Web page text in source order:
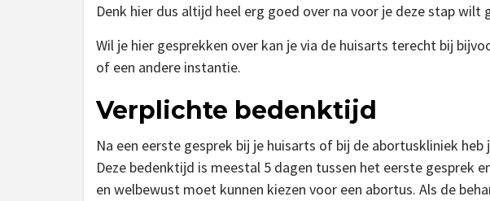
Denk hier dus altijd heel erg goed over na voor je deze stap wilt
Wil je hier gesprekken over kan je via de huisarts terecht bij
of een andere instantie.
Verplichte bedenktijd
Na een eerste gesprek bij je huisarts of bij de abortuskliniek
Deze bedenktijd is meestal 5 dagen tussen het eerste gesprek
en welbewust moet kunnen kiezen voor een abortus. Als de